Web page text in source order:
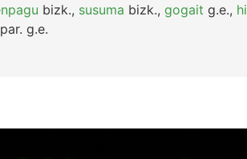
bizk., susuma bizk., gogait g.e.,
g.e.